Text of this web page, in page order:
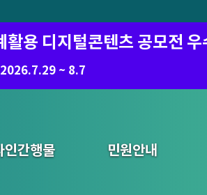
용 디지털콘텐츠 공모전 우
2026.7.29 ~ 8.7
금) ~ 8.21.(금)
인간행물 민원안내
통합검색